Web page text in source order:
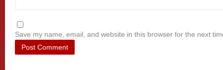
Save my name, email, and website in this browser for the next